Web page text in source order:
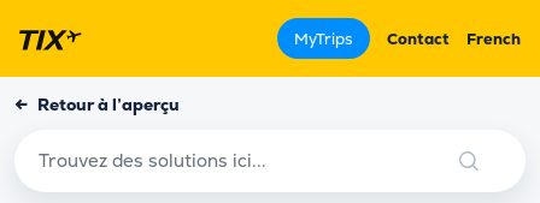
MyTrips Contact French
← Retour à l’aperçu